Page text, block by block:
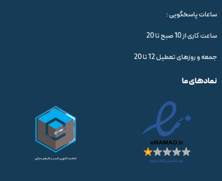
ساعات پاسخگویی :
ساعت کاری از 10 صبح تا 20
جمعه و روزهای تعطیل 12 تا 20
نمادهای ما